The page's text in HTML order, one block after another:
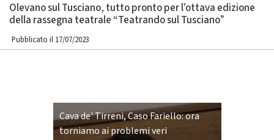
Olevano sul Tusciano, tutto pronto per l’ottava edizione
della rassegna teatrale “Teatrando sul Tusciano”
Pubblicato il 17/07/2023
Cava de' Tirreni, Caso Fariello: ora
torniamo ai problemi veri